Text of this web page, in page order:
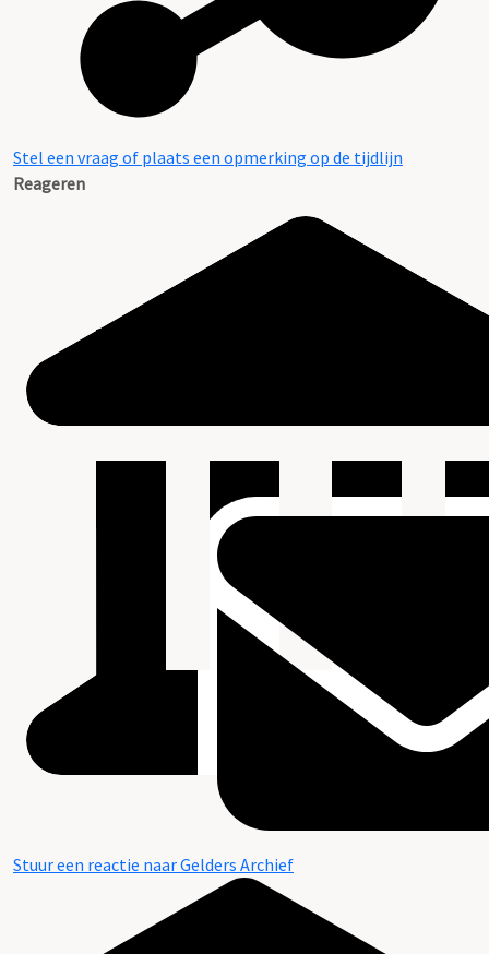
Stel een vraag of plaats een opmerking op de tijdlijn
Reageren
Stuur een reactie naar Gelders Archief